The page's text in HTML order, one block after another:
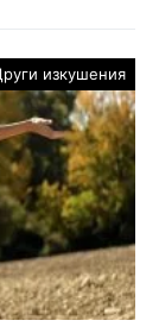
изкушения